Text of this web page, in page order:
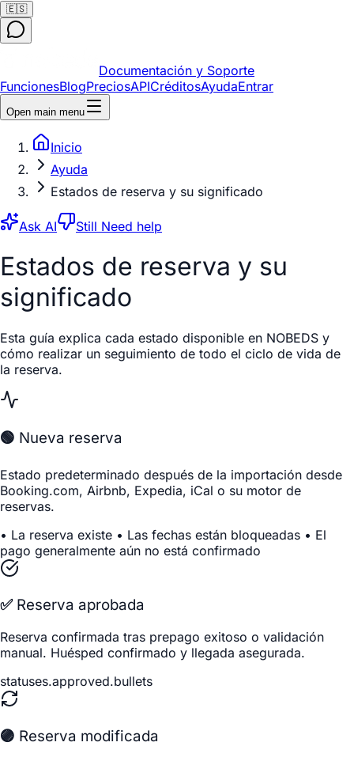
🇪🇸
Documentación y Soporte
FuncionesBlogPreciosAPICréditosAyudaEntrar
Open main menu
Inicio
Ayuda
Estados de reserva y su significado
Ask AI Still Need help
Estados de reserva y su
significado
Esta guía explica cada estado disponible en NOBEDS y
cómo realizar un seguimiento de todo el ciclo de vida de
la reserva.
🟢 Nueva reserva
Estado predeterminado después de la importación desde
Booking.com, Airbnb, Expedia, iCal o su motor de
reservas.
• La reserva existe • Las fechas están bloqueadas • El
pago generalmente aún no está confirmado
✅ Reserva aprobada
Reserva confirmada tras prepago exitoso o validación
manual. Huésped confirmado y llegada asegurada.
statuses.approved.bullets
🟣 Reserva modificada